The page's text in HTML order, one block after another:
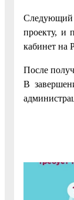
Следующий
проекту, и
кабинет на
После
В